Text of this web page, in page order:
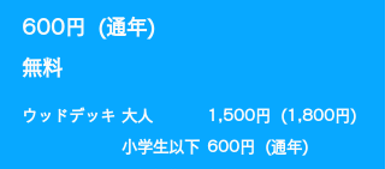
600円 (通年)​
​無料
​ウッドデッキ 大人
小学生以下
1,500円 (1,800円)
600円 (通年)​